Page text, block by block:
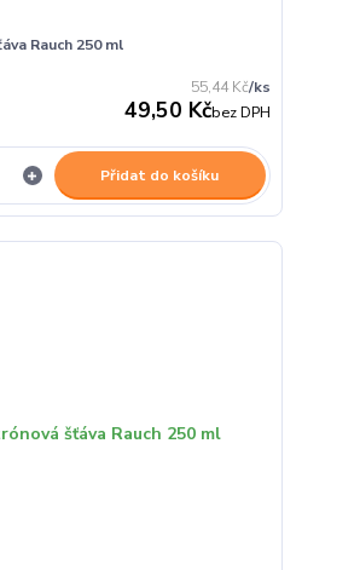
Rauch 250 ml
55,44 Kč/ks
49,50 Kčbez DPH
Přidat do košíku